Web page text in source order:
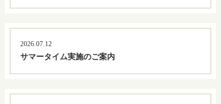
2026.07.12
サマータイム実施のご案内